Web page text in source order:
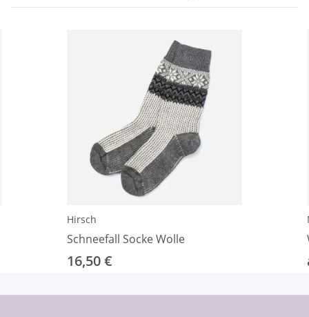
Hirsch
Schneefall Socke Wolle
16,50 €